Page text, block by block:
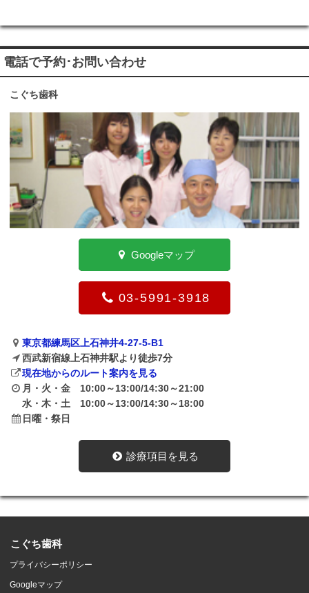
電話で予約･お問い合わせ
こぐち歯科
Googleマップ
03-5991-3918
東京都練馬区上石神井4-27-5-B1
西武新宿線上石神井駅より徒歩7分
現在地からのルート案内を見る
月・火・金 10:00～13:00/14:30～21:00
水・木・土 10:00～13:00/14:30～18:00
日曜・祭日
診療項目を見る
こぐち歯科
プライバシーポリシー
Googleマップ